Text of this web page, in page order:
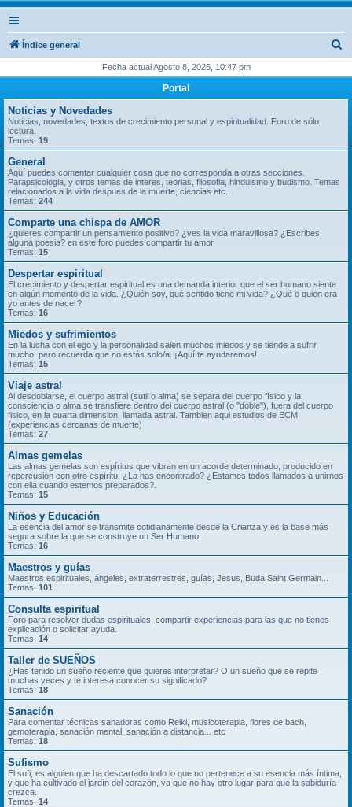
Índice general
c
Fecha actual Agosto 8, 2026, 10:47 pm
Portal
Noticias y Novedades
Noticias, novedades, textos de crecimiento personal y espiritualidad. Foro de sólo
lectura.
Temas: 19
General
Aquí puedes comentar cualquier cosa que no corresponda a otras secciones.
Parapsicologia, y otros temas de interes, teorias, filosofia, hinduismo y budismo. Temas
relacionados a la vida despues de la muerte, ciencias etc.
Temas: 244
Comparte una chispa de AMOR
¿quieres compartir un pensamiento positivo? ¿ves la vida maravillosa? ¿Escribes
alguna poesia? en este foro puedes compartir tu amor
Temas: 15
Despertar espiritual
El crecimiento y despertar espiritual es una demanda interior que el ser humano siente
en algún momento de la vida. ¿Quién soy, qué sentido tiene mi vida? ¿Qué o quien era
yo antes de nacer?
Temas: 16
Miedos y sufrimientos
En la lucha con el ego y la personalidad salen muchos miedos y se tiende a sufrir
mucho, pero recuerda que no estás solo/a. ¡Aquí te ayudaremos!.
Temas: 15
Viaje astral
Al desdoblarse, el cuerpo astral (sutil o alma) se separa del cuerpo físico y la
consciencia o alma se transfiere dentro del cuerpo astral (o "doble"), fuera del cuerpo
fisico, en la cuarta dimension, llamada astral. Tambien aqui estudios de ECM
(experiencias cercanas de muerte)
Temas: 27
Almas gemelas
Las almas gemelas son espíritus que vibran en un acorde determinado, producido en
repercusión con otro espíritu. ¿La has encontrado? ¿Estamos todos llamados a unirnos
con ella cuando estemos preparados?.
Temas: 15
Niños y Educación
La esencia del amor se transmite cotidianamente desde la Crianza y es la base más
segura sobre la que se construye un Ser Humano.
Temas: 16
Maestros y guías
Maestros espirituales, ángeles, extraterrestres, guías, Jesus, Buda Saint Germain...
Temas: 101
Consulta espiritual
Foro para resolver dudas espirituales, compartir experiencias para las que no tienes
explicación o solicitar ayuda.
Temas: 14
Taller de SUEÑOS
¿Has tenido un sueño reciente que quieres interpretar? O un sueño que se repite
muchas veces y te interesa conocer su significado?
Temas: 18
Sanación
Para comentar técnicas sanadoras como Reiki, musicoterapia, flores de bach,
gemoterapia, sanación mental, sanación a distancia... etc
Temas: 18
Sufismo
El sufi, es alguien que ha descartado todo lo que no pertenece a su esencia más íntima,
y que ha cultivado el jardín del corazón, ya que no hay otro lugar para que la sabiduría
crezca.
Temas: 14